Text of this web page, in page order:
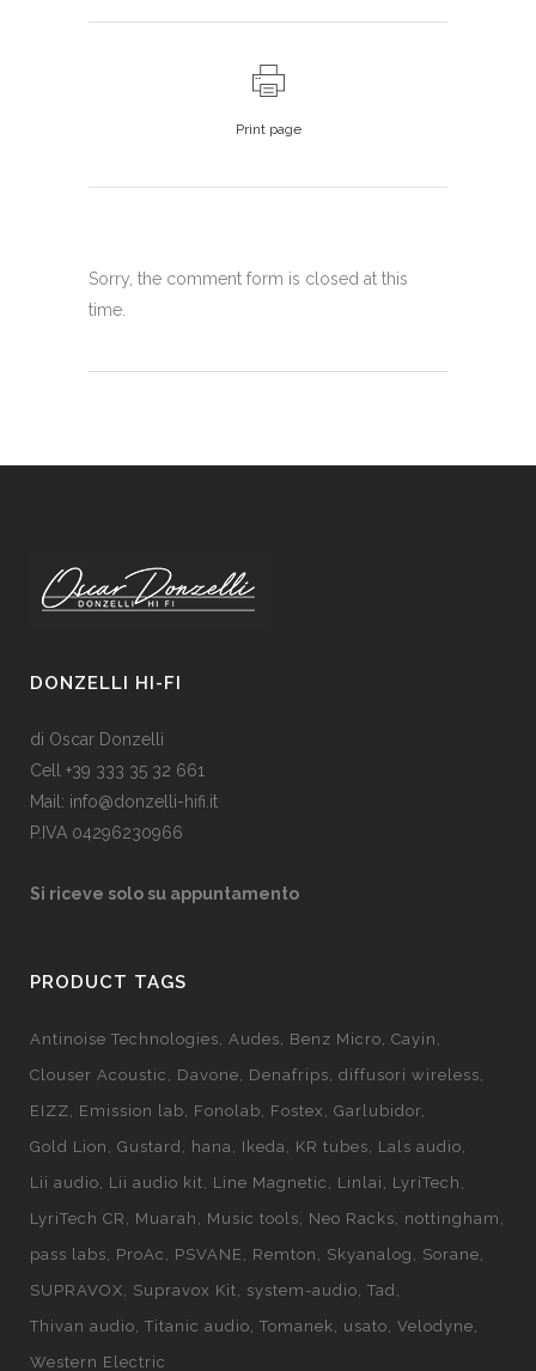
Print page
Sorry, the comment form is closed at this
time.
DONZELLI HI-FI
di Oscar Donzelli
Cell +39 333 35 32 661
Mail: info@donzelli-hifi.it
P.IVA 04296230966
Si riceve solo su appuntamento
PRODUCT TAGS
Antinoise Technologies Audes Benz Micro Cayin
Clouser Acoustic
Davone Denafrips diffusori wireless
EIZZ
Emission lab Fonolab Fostex
Garlubidor
Gold Lion
Gustard hana Ikeda KR tubes
Lals audio
Lii audio
Lii audio kit Line Magnetic Linlai
LyriTech
LyriTech CR
Muarah Music tools Neo Racks
nottingham
pass labs
ProAc PSVANE Remton Skyanalog
Sorane
SUPRAVOX
Supravox Kit system-audio Tad
Thivan audio Titanic audio Tomanek usato Velodyne
Western Electric